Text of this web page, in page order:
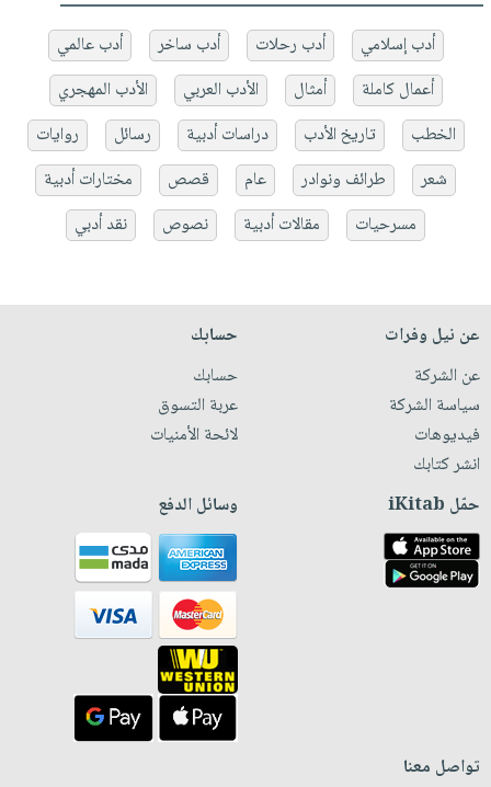
أدب إسلامي أدب رحلات أدب ساخر
أدب عالمي
أعمال كاملة
أمثال الأدب العربي
الأدب المهجري
الخطب
تاريخ الأدب دراسات أدبية رسائل
روايات
شعر
طرائف ونوادر عام قصص
مختارات أدبية
مسرحيات
مقالات أدبية نصوص نقد أدبي
عن نيل وفرات
عن الشركة
سياسة الشركة
فيديوهات
انشر كتابك
حسابك
حسابك
عربة التسوق
لائحة الأمنيات
حمّل iKitab وسائل الدفع
تواصل معنا